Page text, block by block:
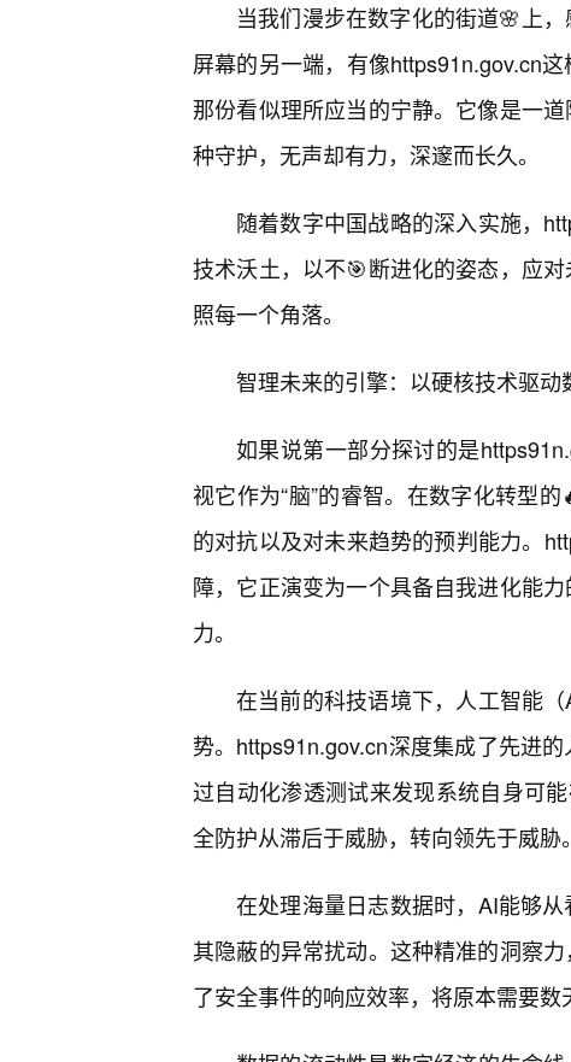
当我们漫步在数字化的街道🌸上
屏幕的另一端，有像https91n.gov.cn
那份看似理所应当的宁静。它像是一
种守护，无声却有力，深邃而长久。
随着数字中国战略的深入实施，
技术沃土，以不🎯断进化的姿态，应
照每一个角落。
智理未来的引擎：以硬核技术驱
如果说第一部分探讨的是
视它作为“脑”的睿智。在数字化转型
的对抗以及对未来趋势的预判能力。
障，它正演变为一个具备自我进化能
力。
在当前的科技语境下，人工智能
势。https91n.gov.cn深度集成了先进
过自动化渗透测试来发现系统自身可
全防护从滞后于威胁，转向领先于威胁。
在处理海量日志数据时，AI能够
其隐蔽的异常扰动。这种精准的洞察
了安全事件的响应效率，将原本需要数